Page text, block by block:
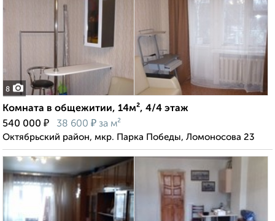
8
Комната в общежитии, 14м², 4/4 этаж
540 000 ₽ 38 600 ₽ за м²
Октябрьский район, мкр. Парка Победы, Ломоносова 23